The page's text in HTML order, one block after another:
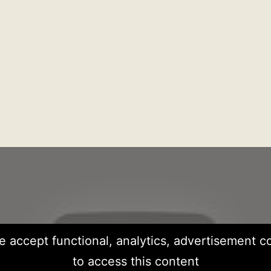
accept functional, analytics, advertisement
to access this content